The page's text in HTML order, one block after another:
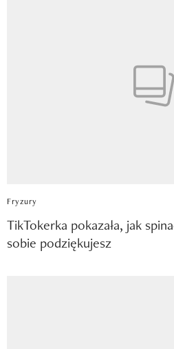
Fryzury
TikTokerka pokazała, jak
sobie podziękujesz